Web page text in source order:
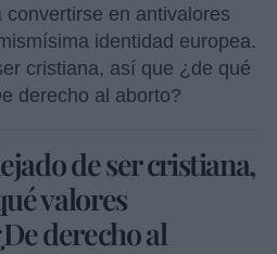
en antivalores
identidad europea.
cristiana, así que ¿de qué
derecho al aborto?
de ser cristiana,
valores
derecho al